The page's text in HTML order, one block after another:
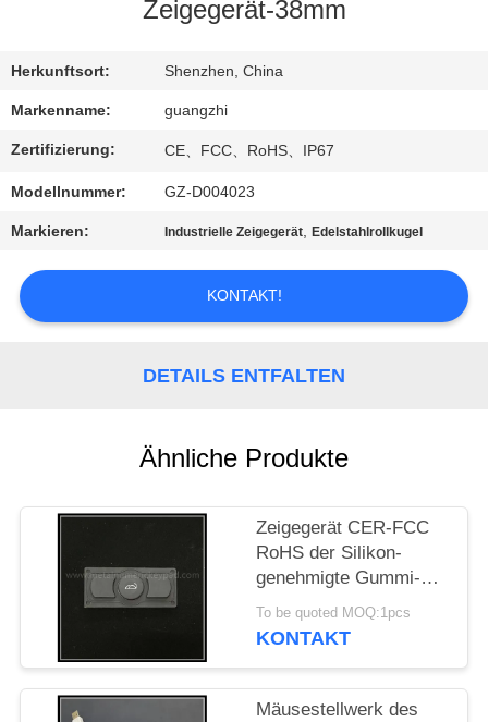
SIE
MIT
UNS
IN
VERBINDUNG
FORDERN
SIE
POLICY
Zeigegerät-38mm
Herkunftsort: Shenzhen, China
Markenname: guangzhi
Zertifizierung: CE、FCC、RoHS、IP67
Modellnummer: GZ-D004023
Markieren: Industrielle Zeigegerät,Edelstahlrollkugel
KONTAKT!
DETAILS ENTFALTEN
Ähnliche Produkte
Zeigegerät CER-FCC
RoHS der Silikon-
genehmigte Gummi-
Rollkugel-IP67
To be quoted MOQ:1pcs
KONTAKT
Mäusestellwerk des